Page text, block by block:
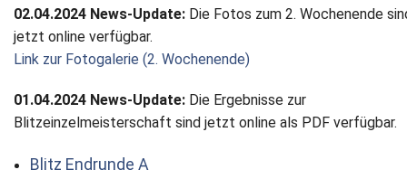
Schachjugend
Meistertafel
Fotos
02.04.2024 News-Update: Die Fotos zum 2. Wochenende
jetzt online verfügbar.
Link zur Fotogalerie (2. Wochenende)
01.04.2024 News-Update: Die Ergebnisse zur
Blitzeinzelmeisterschaft sind jetzt online als PDF verfügbar.
Blitz Endrunde A